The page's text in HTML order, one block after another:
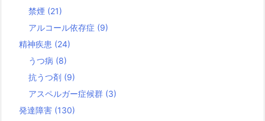
禁煙 (21)
アルコール依存症 (9)
精神疾患 (24)
うつ病 (8)
抗うつ剤 (9)
アスペルガー症候群 (3)
発達障害 (130)